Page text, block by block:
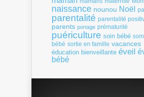
maternité
naissance nounou Noël
parentalité parentalité
parents portage prématurité
puériculture soin bébé
bébé sortie en famille vacances
éducation bienveillante éveil
bébé